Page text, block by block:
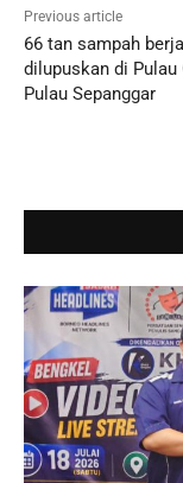
Previous article
66 tan sampah
dilupuskan di Pulau
Pulau Sepanggar